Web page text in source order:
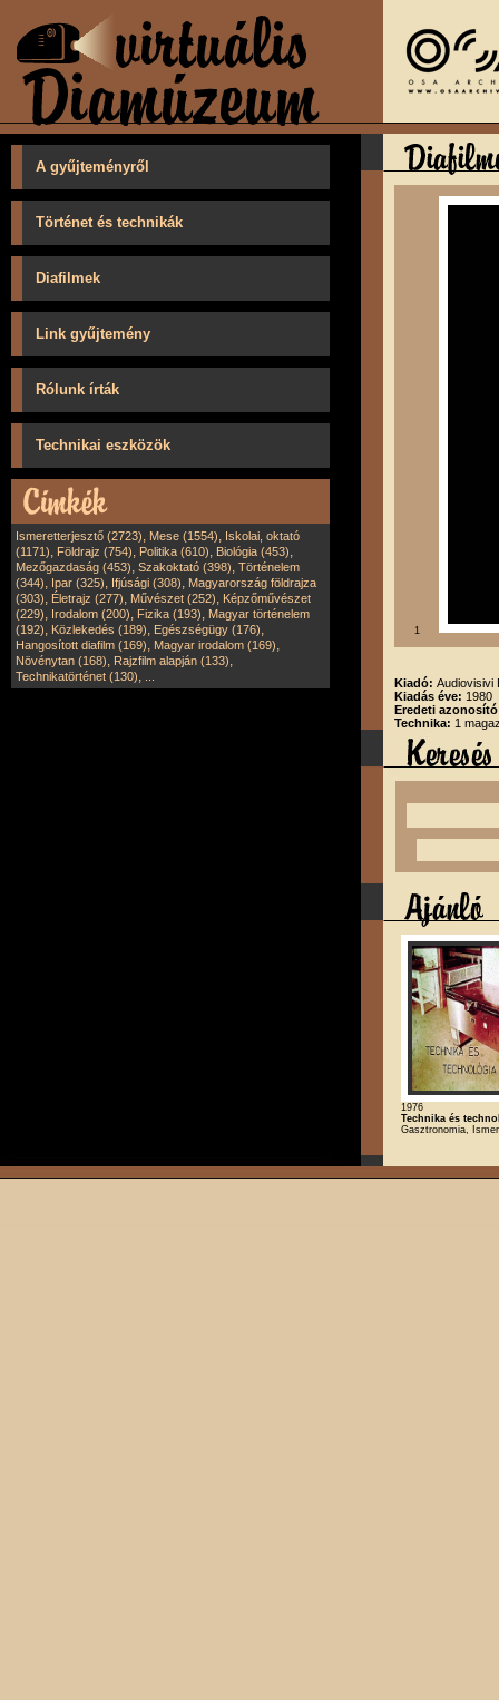
A gyűjteményről
Történet és technikák
Diafilmek
Link gyűjtemény
Rólunk írták
Technikai eszközök
Ismeretterjesztő (2723), Mese (1554), Iskolai, oktató
(1171), Földrajz (754), Politika (610), Biológia (453),
Mezőgazdaság (453), Szakoktató (398), Történelem
(344), Ipar (325), Ifjúsági (308), Magyarország földrajza
(303), Életrajz (277), Művészet (252), Képzőművészet
(229), Irodalom (200), Fizika (193), Magyar történelem
(192), Közlekedés (189), Egészségügy (176),
Hangosított diafilm (169), Magyar irodalom (169),
Növénytan (168), Rajzfilm alapján (133),
Technikatörténet (130),
1
Kiadó: Audiovisivi
Kiadás éve: 1980
Eredeti
Technika: 1
1976
Technika és
Gasztronomia,